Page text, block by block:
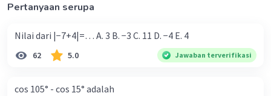
Pertanyaan serupa
Nilai dari |−7+4|=… A. 3 B. −3 C. 11 D. −4 E. 4
62 5.0 Jawaban terverifikasi
cos 105° - cos 15° adalah